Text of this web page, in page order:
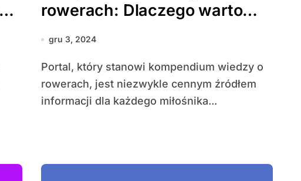
rowerach: Dlaczego warto
korzystać z portalu dla
gru 3, 2024
Portal, który stanowi kompendium wiedzy o
rowerach, jest niezwykle cennym źródłem
informacji dla każdego miłośnika...